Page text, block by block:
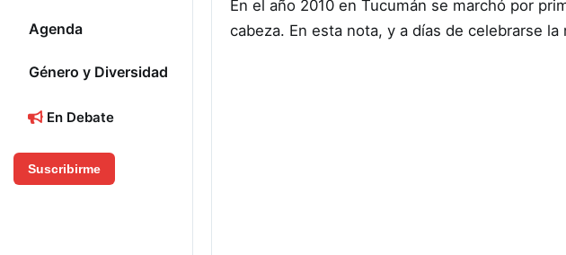
Agenda
Género y Diversidad
En Debate
Suscribirme
En el año 2010 en Tucumán se marchó por
cabeza. En esta nota, y a días de celebrarse